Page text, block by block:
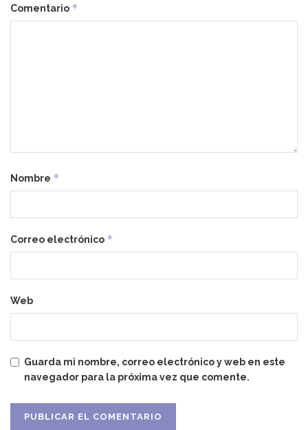
Comentario *
Nombre *
Correo electrónico *
Web
Guarda mi nombre, correo electrónico y web en este
navegador para la próxima vez que comente.